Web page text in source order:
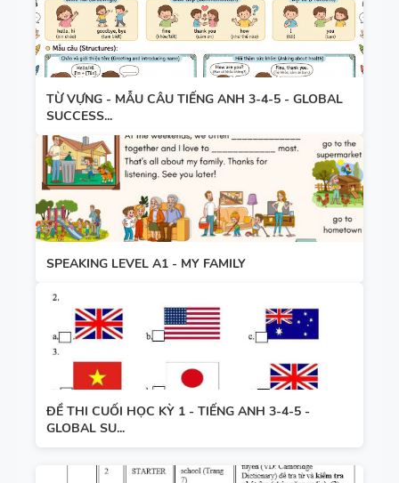
TỪ VỰNG - MẪU CÂU TIẾNG ANH 3-4-5 - GLOBAL
SUCCESS...
SPEAKING LEVEL A1 - MY FAMILY
ĐỀ THI CUỐI HỌC KỲ 1 - TIẾNG ANH 3-4-5 -
GLOBAL SU...